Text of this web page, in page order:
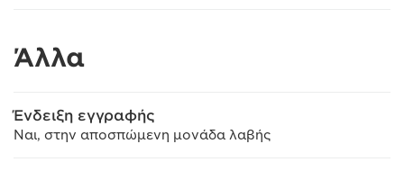
Άλλα
Ένδειξη εγγραφής
Ναι, στην αποσπώμενη μονάδα λαβής